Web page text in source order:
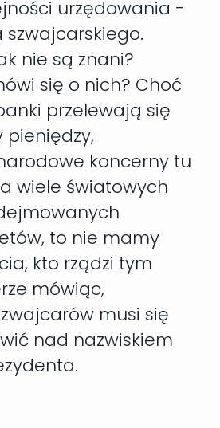
urzędowania -
szwajcarskiego.
nie są znani?
się o nich? Choć
przelewają się
koncerny tu
wiele światowych
to nie mamy
kto rządzi tym
mówiąc,
musi się
nad nazwiskiem